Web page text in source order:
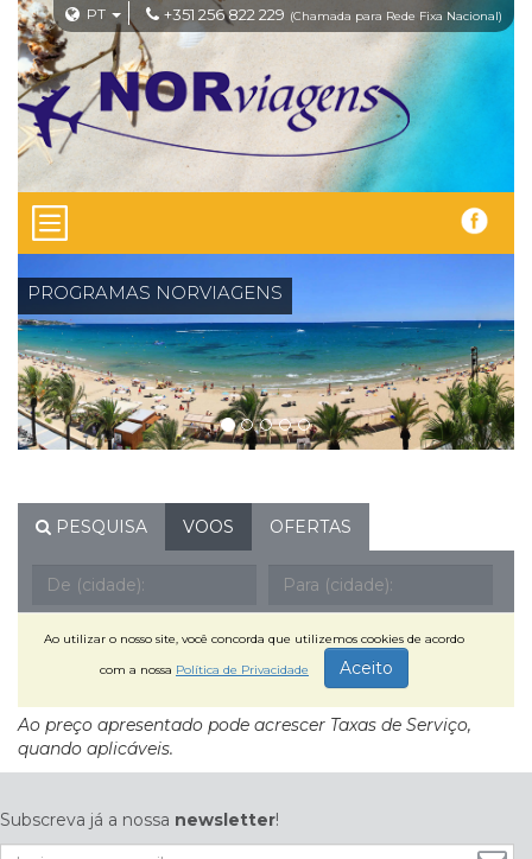
Ao preço apresentado pode acrescer Taxas de Serviço,
quando aplicáveis.
Subscreva já a nossa newsletter!